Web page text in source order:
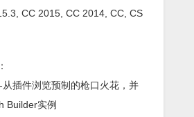
CC 2015, CC 2014, CC, CS
插件浏览预制的枪口火花，并
Builder实例